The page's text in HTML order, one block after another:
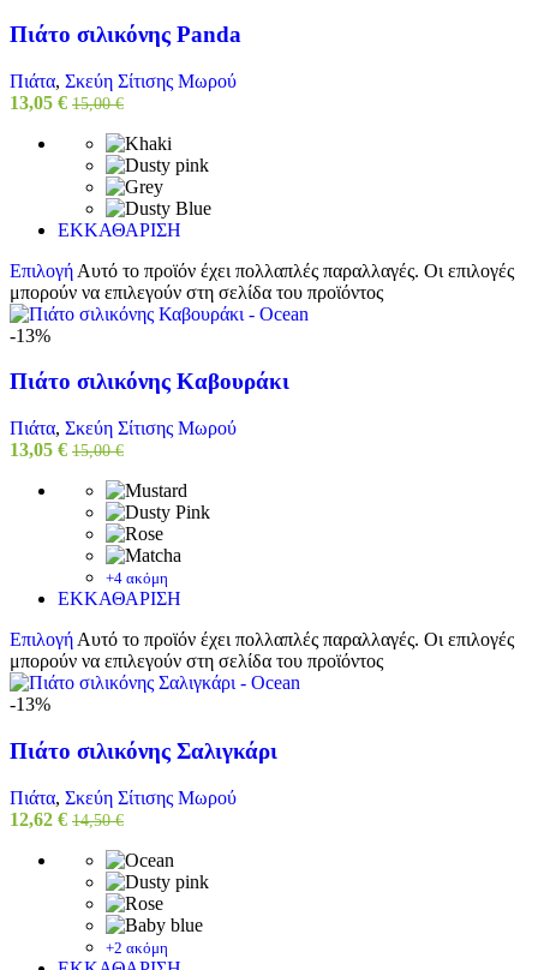
Πιάτο σιλικόνης Panda
Πιάτα, Σκεύη Σίτισης Μωρού
13,05 € 15,00€
ΕΚΚΑΘΑΡΙΣΗ
Επιλογή Αυτό το προϊόν έχει πολλαπλές παραλλαγές. Οι επιλογές
μπορούν να επιλεγούν στη σελίδα του προϊόντος
-13%
Πιάτο σιλικόνης Καβουράκι
Πιάτα, Σκεύη Σίτισης Μωρού
13,05 € 15,00€
+4 ακόμη
ΕΚΚΑΘΑΡΙΣΗ
Επιλογή Αυτό το προϊόν έχει πολλαπλές παραλλαγές. Οι επιλογές
μπορούν να επιλεγούν στη σελίδα του προϊόντος
-13%
Πιάτο σιλικόνης Σαλιγκάρι
Πιάτα, Σκεύη Σίτισης Μωρού
12,62 € 14,50€
+2 ακόμη